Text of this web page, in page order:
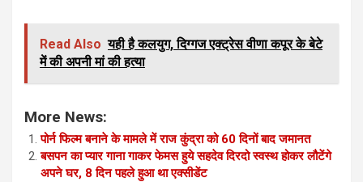
Read Also यही है कलयुग, दिग्गज एक्ट्रेस वीणा कपूर के बेटे
में की अपनी मां की हत्या
More News:
पोर्न फिल्म बनाने के मामले में राज कुंद्रा को 60 दिनों बाद जमानत
बसपन का प्यार गाना गाकर फेमस हुये सहदेव दिरदो स्वस्थ होकर लौटेंगे
अपने घर, 8 दिन पहले हुआ था एक्सीडेंट